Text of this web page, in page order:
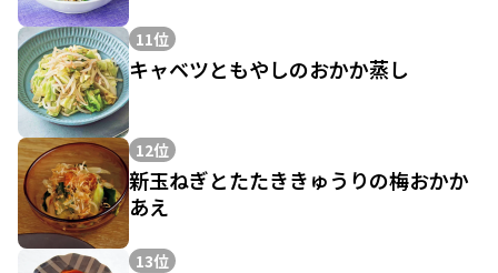
11位
キャベツともやしのおかか蒸し
12位
新玉ねぎとたたききゅうりの梅おかか
あえ
13位